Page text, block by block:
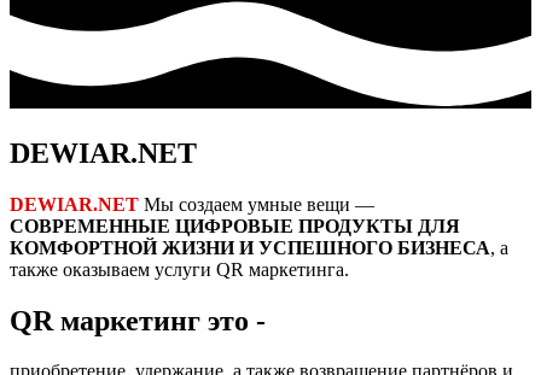
DEWIAR.NET
DEWIAR.NET Мы создаем умные вещи —
СОВРЕМЕННЫЕ ЦИФРОВЫЕ ПРОДУКТЫ ДЛЯ
КОМФОРТНОЙ ЖИЗНИ И УСПЕШНОГО БИЗНЕСА, а
также оказываем услуги QR маркетинга.
QR маркетинг это -